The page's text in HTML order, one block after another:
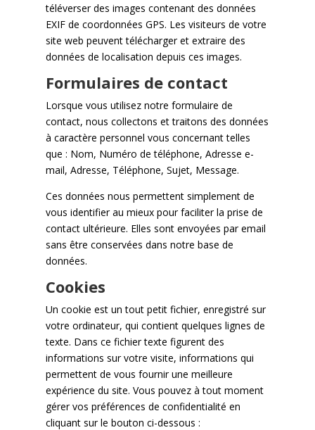
téléverser des images contenant des données
EXIF de coordonnées GPS. Les visiteurs de votre
site web peuvent télécharger et extraire des
données de localisation depuis ces images.
Formulaires de contact
Lorsque vous utilisez notre formulaire de
contact, nous collectons et traitons des données
à caractère personnel vous concernant telles
que : Nom, Numéro de téléphone, Adresse e-
mail, Adresse, Téléphone, Sujet, Message.
Ces données nous permettent simplement de
vous identifier au mieux pour faciliter la prise de
contact ultérieure. Elles sont envoyées par email
sans être conservées dans notre base de
données.
Cookies
Un cookie est un tout petit fichier, enregistré sur
votre ordinateur, qui contient quelques lignes de
texte. Dans ce fichier texte figurent des
informations sur votre visite, informations qui
permettent de vous fournir une meilleure
expérience du site. Vous pouvez à tout moment
gérer vos préférences de confidentialité en
cliquant sur le bouton ci-dessous :